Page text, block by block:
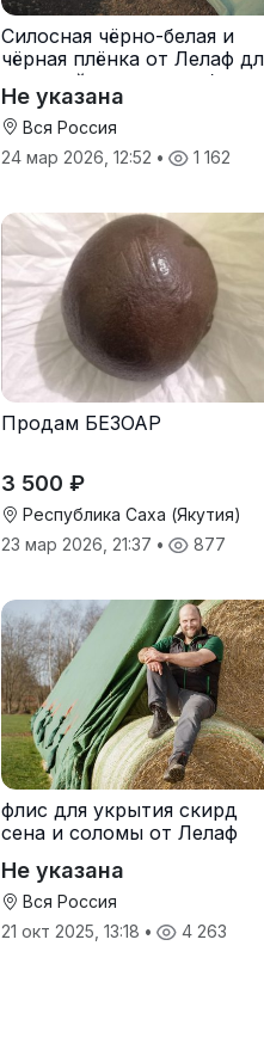
Силосная чёрно-белая и
чёрная плёнка от Лелаф
траншей и ям силоса/
Не указана
Вся Россия
24 мар 2026, 12:52 • 1 162
Продам БЕЗОАР
3 500 ₽
Республика Саха (Якутия)
23 мар 2026, 21:37 • 877
флис для укрытия скирд
сена и соломы от Лелаф
Не указана
Вся Россия
21 окт 2025, 13:18 • 4 263